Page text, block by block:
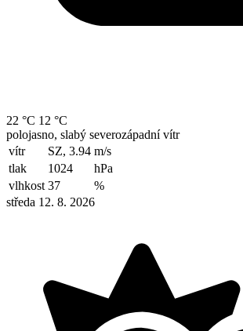
22 °C 12 °C
polojasno, slabý severozápadní vítr
vítr
SZ, 3.94 m/s
tlak
1024
hPa
vlhkost 37
%
středa 12. 8. 2026